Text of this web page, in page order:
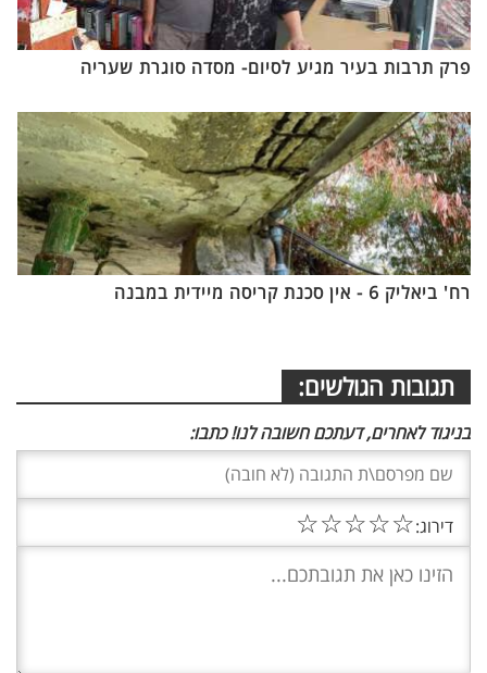
פרק תרבות בעיר מגיע לסיום- מסדה סוגרת שעריה
רח' ביאליק 6 - אין סכנת קריסה מיידית במבנה
תגובות הגולשים:
בניגוד לאחרים, דעתכם חשובה לנו! כתבו:
דירוג:☆
☆
☆
☆
☆